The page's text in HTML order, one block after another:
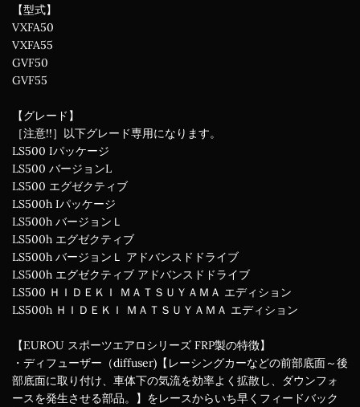
【型式】
VXFA50
VXFA55
GVF50
GVF55
【グレード】
［注意!!］以下グレード専用になります。
LS500 Iパッケージ
LS500 バージョンL
LS500 エグゼクティブ
LS500h Iパッケージ
LS500h バージョンＬ
LS500h エグゼクティブ
LS500h バージョンＬ アドバンスドドライブ
LS500h エグゼクティブ アドバンスドドライブ
LS500 ＨＩＤＥＫＩ ＭＡＴＳＵＹＡＭＡ エディション
LS500h ＨＩＤＥＫＩ ＭＡＴＳＵＹＡＭＡ エディション
【EUROU スポーツエアロシリーズ FRP製の特徴】
・ディフューザー（diffuser)【レーシングカーなどの前部底面～後
部底面に取り付け、車体下の気流を効率よく拡散し、ダウンフォ
ースを発生させる部品。】をレースからいち早くフィードバック